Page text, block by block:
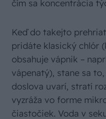
čím sa koncentrácia
Keď do takejto
pridáte klasický chlór
obsahuje vápnik –
vápenatý), stane sa
doslova uvarí, stratí
vyzráža vo forme
čiastočiek. Voda v